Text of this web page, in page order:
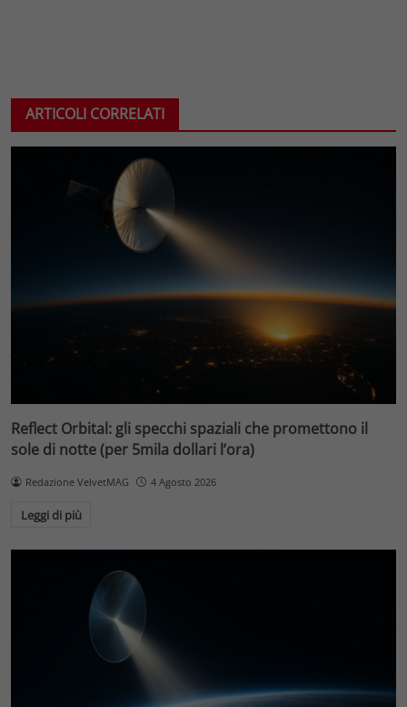
ARTICOLI CORRELATI
Reflect Orbital: gli specchi spaziali che promettono il
sole di notte (per 5mila dollari l’ora)
Redazione VelvetMAG 4 Agosto 2026
Leggi di più